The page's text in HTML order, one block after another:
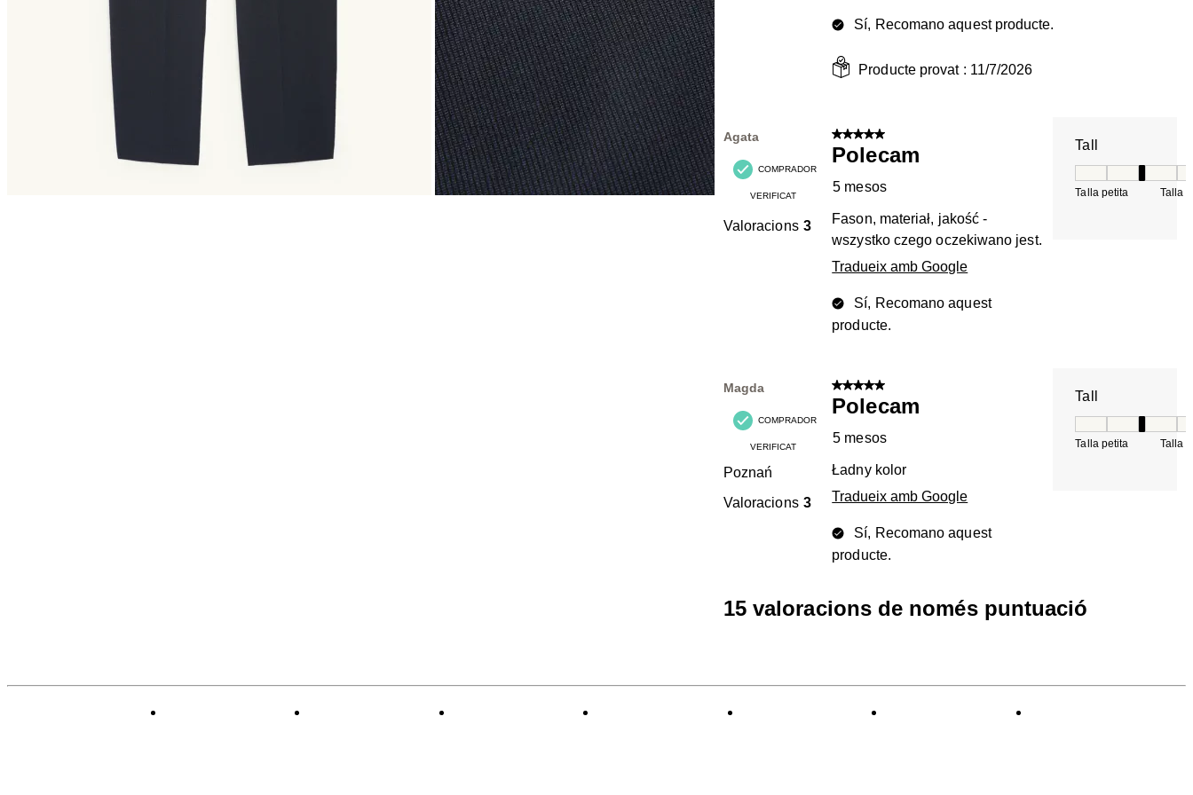
Sí, Recomano aquest producte.
Producte provat : 11/7/2026
Agata
COMPRADOR
VERIFICAT
Valoracions 3
5 de 5 estrelles.
Polecam
5 mesos
Fason, materiał, jakość -
wszystko czego oczekiwano jest.
Tradueix amb Google
Sí, Recomano aquest
producte.
Tall
Talla petita Talla
Magda
COMPRADOR
VERIFICAT
Poznań
Valoracions 3
5 de 5 estrelles.
Polecam
5 mesos
Ładny kolor
Tradueix amb Google
Sí, Recomano aquest
producte.
Tall
Talla petita Talla
15 valoracions de només puntuació